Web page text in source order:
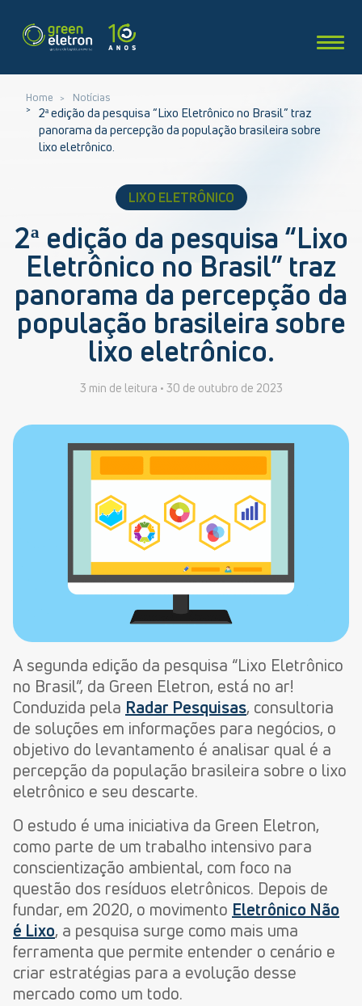
Home Notícias
2ª edição da pesquisa “Lixo Eletrônico no Brasil” traz
panorama da percepção da população brasileira sobre
lixo eletrônico.
LIXO ELETRÔNICO
2ª edição da pesquisa “Lixo
Eletrônico no Brasil” traz
panorama da percepção da
população brasileira sobre
lixo eletrônico.
3 min de leitura • 30 de outubro de 2023
A segunda edição da pesquisa “Lixo Eletrônico
no Brasil”, da Green Eletron, está no ar!
Conduzida pela Radar Pesquisas, consultoria
de soluções em informações para negócios, o
objetivo do levantamento é analisar qual é a
percepção da população brasileira sobre o lixo
eletrônico e seu descarte.
O estudo é uma iniciativa da Green Eletron,
como parte de um trabalho intensivo para
conscientização ambiental, com foco na
questão dos resíduos eletrônicos. Depois de
fundar, em 2020, o movimento Eletrônico Não
é Lixo, a pesquisa surge como mais uma
ferramenta que permite entender o cenário e
criar estratégias para a evolução desse
mercado como um todo.